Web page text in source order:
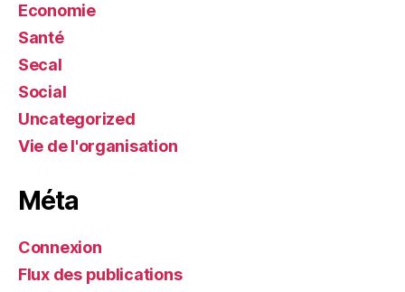
Economie
Santé
Secal
Social
Uncategorized
Vie de l'organisation
Méta
Connexion
Flux des publications